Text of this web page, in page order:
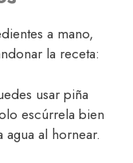
a mano,
la receta:
usar piña
escúrrela bien
al hornear.